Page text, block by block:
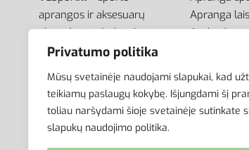
Privatumo politika
Mūsų svetainėje naudojami slapukai, kad
teikiamų paslaugų kokybę. Išjungdami šį
toliau naršydami šioje svetainėje sutinkate
slapukų naudojimo politika.
aprangos ir aksesuarų
el.parduotuvė aktyviam
gyvenimo būdui. Čia rasite
vyrams, moterims bei
Apranga
Avalynė